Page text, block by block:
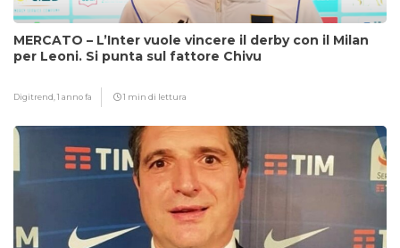
MERCATO – L’Inter vuole vincere il derby con il Milan
per Leoni. Si punta sul fattore Chivu
Digitrend,1 anno fa 1 min di lettura